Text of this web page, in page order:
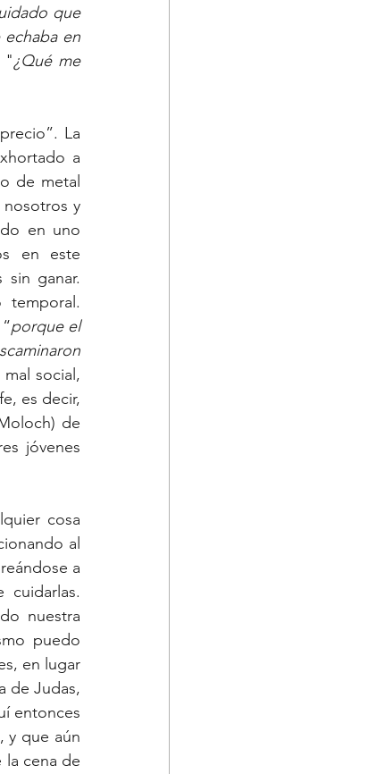
que
en
"¿Qué me
La
a
de metal
y
en uno
en este
sin ganar.
porque el
social,
es decir,
de
jóvenes
cosa
al
a
nuestra
puedo
en lugar
de Judas,
entonces
y que aún
cena de